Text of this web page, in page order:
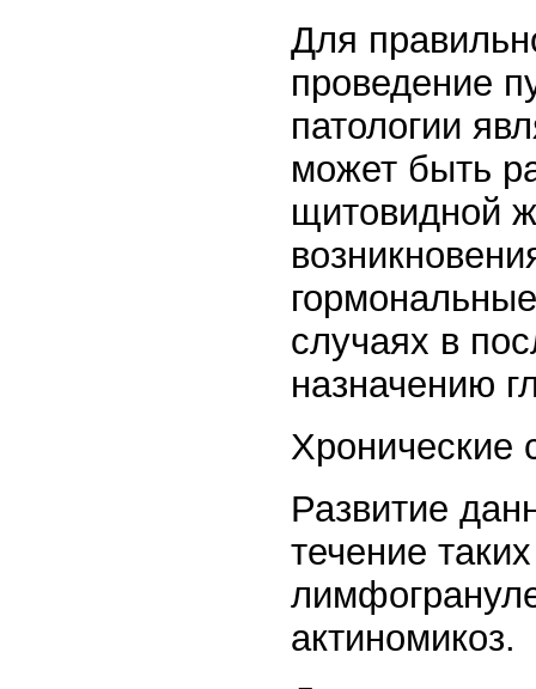
Для
проведение
патологии
может быть
щитовидной
случаях в
назначению
Хронические
Развитие
течение
актиномикоз.